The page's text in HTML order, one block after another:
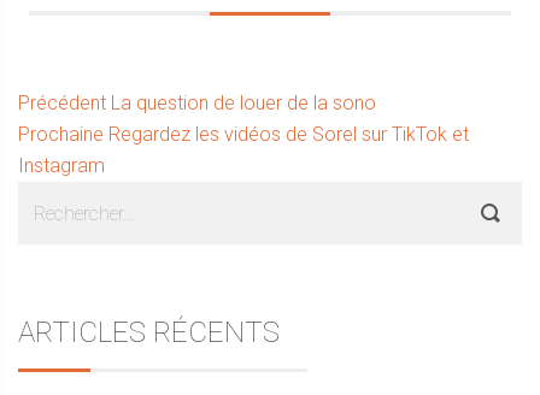
Navigation
de
l’article
Précédent Article
précédent :
La question de louer de la sono
Prochaine Article
Regardez les vidéos de Sorel sur TikTok et
Instagram
Sidebar
ARTICLES RÉCENTS